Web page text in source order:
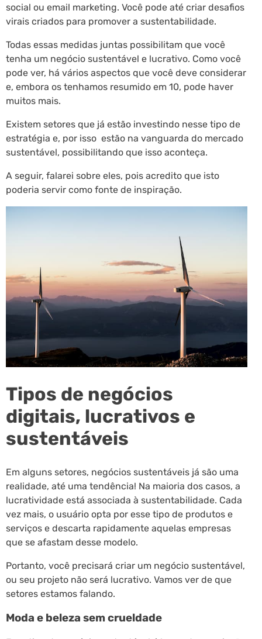
social ou email marketing. Você pode até criar desafios
virais criados para promover a sustentabilidade.
Todas essas medidas juntas possibilitam que você
tenha um negócio sustentável e lucrativo. Como você
pode ver, há vários aspectos que você deve considerar
e, embora os tenhamos resumido em 10, pode haver
muitos mais.
Existem setores que já estão investindo nesse tipo de
estratégia e, por isso estão na vanguarda do mercado
sustentável, possibilitando que isso aconteça.
A seguir, falarei sobre eles, pois acredito que isto
poderia servir como fonte de inspiração.
Tipos de negócios
digitais, lucrativos e
sustentáveis
Em alguns setores, negócios sustentáveis já são uma
realidade, até uma tendência! Na maioria dos casos, a
lucratividade está associada à sustentabilidade. Cada
vez mais, o usuário opta por esse tipo de produtos e
serviços e descarta rapidamente aquelas empresas
que se afastam desse modelo.
Portanto, você precisará criar um negócio sustentável,
ou seu projeto não será lucrativo. Vamos ver de que
setores estamos falando.
Moda e beleza sem crueldade